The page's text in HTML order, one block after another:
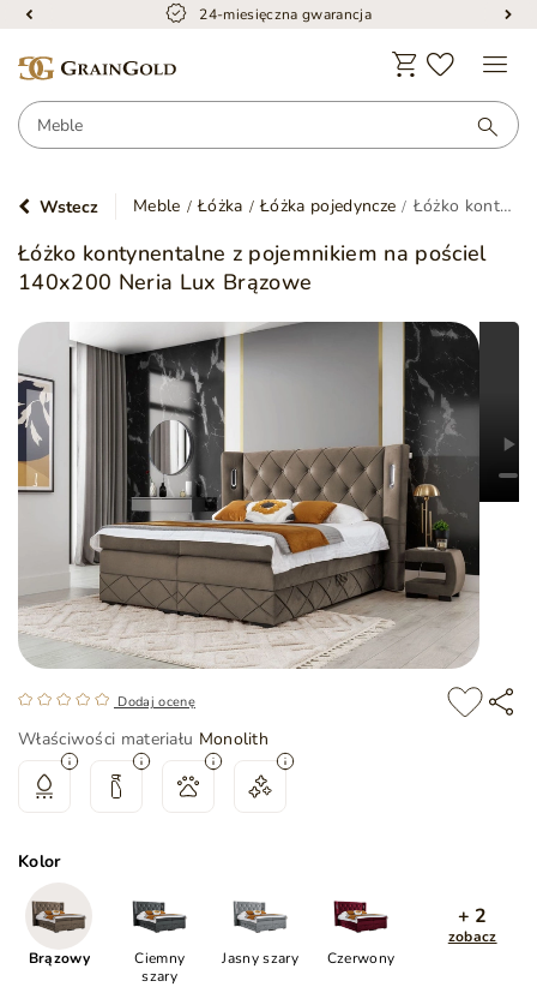
24-miesięczna gwarancja
Wstecz Meble Łóżka Łóżka pojedyncze Łóżko kontynentalne z pojemnikiem na pościel 140x200 Neria Lux Brązowe
Łóżko kontynentalne z pojemnikiem na pościel
140x200 Neria Lux Brązowe
Dodaj ocenę
Właściwości materiału Monolith
Kolor
Brązowy
Ciemny
szary
Jasny szary Czerwony
+ 2
zobacz